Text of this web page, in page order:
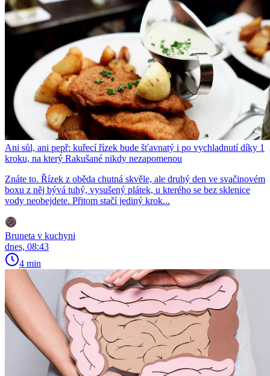
Ani sůl, ani pepř: kuřecí řízek bude šťavnatý i po vychladnutí díky 1
kroku, na který Rakušané nikdy nezapomenou
Znáte to. Řízek z oběda chutná skvěle, ale druhý den ve svačinovém
boxu z něj bývá tuhý, vysušený plátek, u kterého se bez sklenice
vody neobejdete. Přitom stačí jediný krok...
Bruneta v kuchyni
dnes, 08:43
4 min